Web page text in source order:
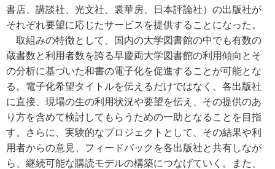
書店、講談社、光文社、裳華房、日本評論社）の出版社が
それぞれ要望に応じたサービスを提供することになった。
取組みの特徴として、国内の大学図書館の中でも有数の
蔵書数と利用者数を誇る早慶両大学図書館の利用傾向とそ
の分析に基づいた和書の電子化を促進することが可能とな
る。電子化希望タイトルを伝えるだけではなく、各出版社
に直接、現場の生の利用状況や要望を伝え、その提供のあ
り方を含めて検討してもらうための一助となることを目指
す。さらに、実験的なプロジェクトとして、その結果や利
用者からの意見、フィードバックを各出版社と共有しなが
ら、継続可能な購読モデルの構築につなげていく。また、